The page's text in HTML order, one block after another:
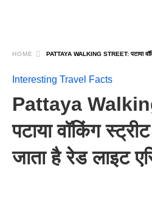
HOME PATTAYA WALKING STREET: पटाया
Interesting Travel Facts
Pattaya
पटाया वॉकिंग
जाता है रेड लाइट